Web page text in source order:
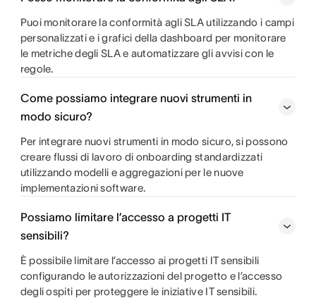
Puoi monitorare la conformità agli SLA utilizzando i campi
personalizzati e i grafici della dashboard per monitorare
le metriche degli SLA e automatizzare gli avvisi con le
regole.
Come possiamo integrare nuovi strumenti in
modo sicuro?
Per integrare nuovi strumenti in modo sicuro, si possono
creare flussi di lavoro di onboarding standardizzati
utilizzando modelli e aggregazioni per le nuove
implementazioni software.
Possiamo limitare l’accesso a progetti IT
sensibili?
È possibile limitare l’accesso ai progetti IT sensibili
configurando le autorizzazioni del progetto e l’accesso
degli ospiti per proteggere le iniziative IT sensibili.